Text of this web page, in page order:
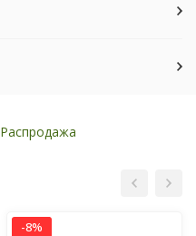
Распродажа
-8%